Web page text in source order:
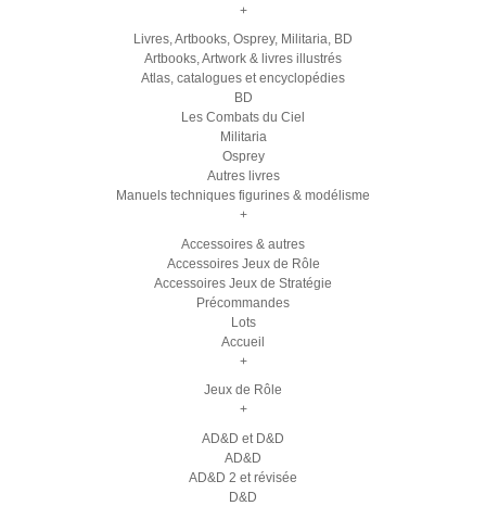
+
Livres, Artbooks, Osprey, Militaria, BD
Artbooks, Artwork & livres illustrés
Atlas, catalogues et encyclopédies
BD
Les Combats du Ciel
Militaria
Osprey
Autres livres
Manuels techniques figurines & modélisme
+
Accessoires & autres
Accessoires Jeux de Rôle
Accessoires Jeux de Stratégie
Précommandes
Lots
Accueil
+
Jeux de Rôle
+
AD&D et D&D
AD&D
AD&D 2 et révisée
D&D